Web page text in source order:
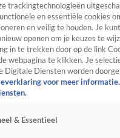
UitzendingenWeerTip de
trackingtechnologieën
en essentiële cookies
en veilig te houden. Je
openen om je keuzes te
in te trekken door op de link
webpagina te klikken. Je
Digitale Diensten worden
voor meer informatie.
& Essentieel